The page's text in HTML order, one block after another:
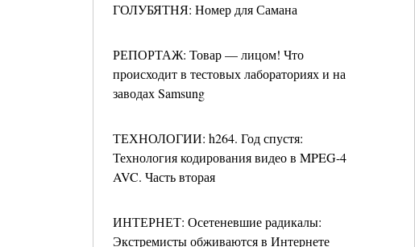
ГОЛУБЯТНЯ: Номер для Самана
РЕПОРТАЖ: Товар — лицом! Что
происходит в тестовых лабораториях и на
заводах Samsung
ТЕХНОЛОГИИ: h264. Год спустя:
Технология кодирования видео в MPEG-4
AVC. Часть вторая
ИНТЕРНЕТ: Осетеневшие радикалы:
Экстремисты обживаются в Интернете